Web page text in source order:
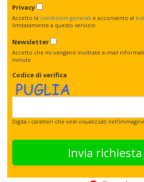
Privacy
Accetto le condizioni generali e acconsento al
limitatamente a questo servizio
Newsletter
Accetto che mi vengano inoltrate e-mail
minute
Codice di verifica
Digita i caratteri che vedi visualizzati
Invia richiesta